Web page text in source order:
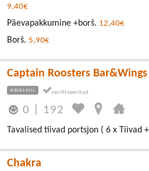
9,40€
Päevapakkumine +borš. 12,40€
Borš. 5,90€
Captain Roosters Bar&Wings
KESKLINN
0 192
Tavalised tiivad portsjon ( 6 x Tiivad
Chakra